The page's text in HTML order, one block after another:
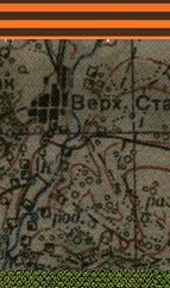
Проекты